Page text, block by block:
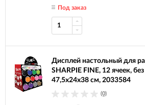
Под заказ
Дисплей настольный для
SHARPIE FINE, 12 ячеек,
47,5х24х38 см, 2033584
(0)